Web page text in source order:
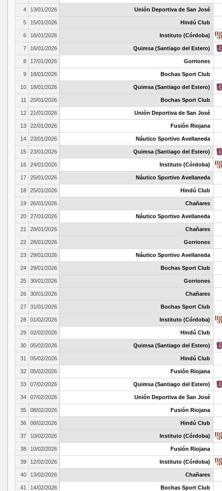
4 13/01/2026 Unión Deportiva de San José
5 15/01/2026 Hindú Club
6 16/01/2026 Instituto (Córdoba)
7 16/01/2026 Quimsa (Santiago del Estero)
8 17/01/2026 Gorriones
9 18/01/2026 Bochas Sport Club
10 18/01/2026 Quimsa (Santiago del Estero)
11 20/01/2026 Bochas Sport Club
12 21/01/2026 Unión Deportiva de San José
13 22/01/2026 Fusión Riojana
14 23/01/2026 Náutico Sportivo Avellaneda
15 23/01/2026 Quimsa (Santiago del Estero)
16 24/01/2026 Instituto (Córdoba)
17 25/01/2026 Náutico Sportivo Avellaneda
18 25/01/2026 Hindú Club
19 26/01/2026 Chañares
20 27/01/2026 Náutico Sportivo Avellaneda
21 28/01/2026 Chañares
22 28/01/2026 Gorriones
23 29/01/2026 Náutico Sportivo Avellaneda
24 29/01/2026 Bochas Sport Club
25 30/01/2026 Gorriones
26 30/01/2026 Chañares
27 31/01/2026 Bochas Sport Club
28 01/02/2026 Instituto (Córdoba)
29 02/02/2026 Hindú Club
30 05/02/2026 Quimsa (Santiago del Estero)
31 05/02/2026 Hindú Club
32 05/02/2026 Fusión Riojana
33 07/02/2026 Quimsa (Santiago del Estero)
34 07/02/2026 Unión Deportiva de San José
35 08/02/2026 Fusión Riojana
36 08/02/2026 Hindú Club
37 10/02/2026 Instituto (Córdoba)
38 10/02/2026 Fusión Riojana
39 12/02/2026 Instituto (Córdoba)
40 13/02/2026 Chañares
41 14/02/2026 Bochas Sport Club